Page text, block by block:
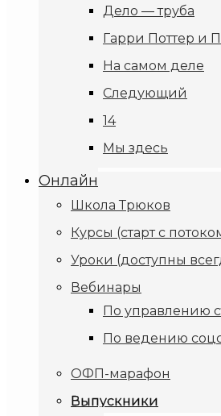
Дело — труба
Гарри Поттер и
На самом деле
Следующий
14
Мы здесь
Онлайн
Школа Трюков
Курсы (старт с
Уроки (доступны
Вебинары
По управлению
По ведению
ОФП-марафон
Выпускники